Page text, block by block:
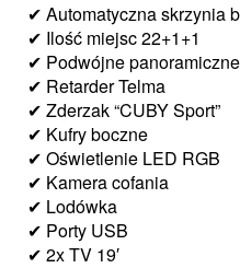
✔ Automatyczna skrzynia
✔ Ilość miejsc 22+1+1
✔ Podwójne
✔ Retarder Telma
✔ Zderzak “CUBY Sport”
✔ Kufry boczne
✔ Oświetlenie LED RGB
✔ Kamera cofania
✔ Lodówka
✔ Porty USB
✔ 2x TV 19′